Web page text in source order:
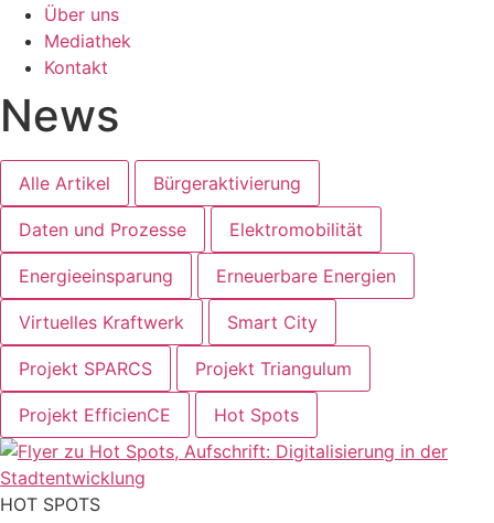
Über uns
Mediathek
Kontakt
News
Alle Artikel Bürgeraktivierung
Daten und Prozesse Elektromobilität
Energieeinsparung Erneuerbare Energien
Virtuelles Kraftwerk Smart City
Projekt SPARCS Projekt Triangulum
Projekt EfficienCE Hot Spots
HOT SPOTS